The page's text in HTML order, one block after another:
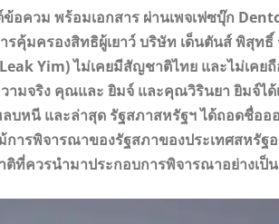
อควม พร้อมเอกสาร ผ่านเพจเฟซบุ๊ก
คุ้มครองสิทธิผู้เยาว์ บริษัท เด็นตันส์ พิสุท
Yim) ไม่เคยมีสัญชาติไทย และไม่เคยถื
วามจริง คุณและ ยิมจ์ และคุณวิรินยา ยิมจ์ไ
บหนี และล่าสุด รัฐสภาสหรัฐฯ ได้ถอดชื่ออ
รพิจารณาของรัฐสภาของประเทศสหรัฐ
ติที่ควรนำมาประกอบการพิจารณาอย่างเป็